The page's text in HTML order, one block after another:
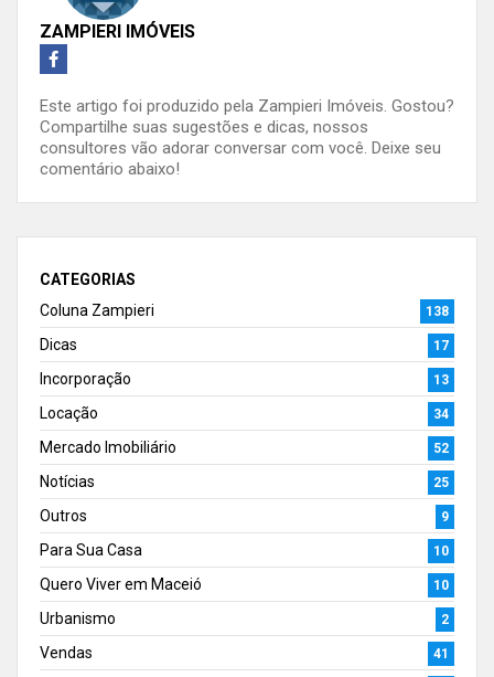
ZAMPIERI IMÓVEIS
Este artigo foi produzido pela Zampieri Imóveis. Gostou?
Compartilhe suas sugestões e dicas, nossos
consultores vão adorar conversar com você. Deixe seu
comentário abaixo!
CATEGORIAS
Coluna Zampieri
138
Dicas 17
Incorporação 13
Locação 34
Mercado Imobiliário 52
Notícias 25
Outros 9
Para Sua Casa 10
Quero Viver em Maceió 10
Urbanismo 2
Vendas 41